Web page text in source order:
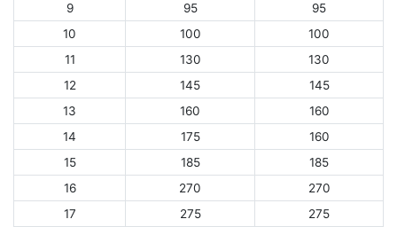
9
95
95
10
100
100
11
130
130
12
145
145
13
160
160
14
175
160
15
185
185
16
270
270
17
275 275